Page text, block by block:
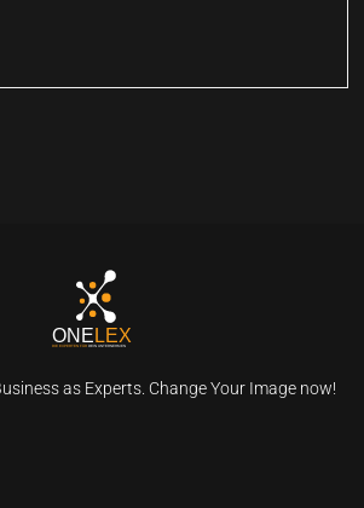
as Experts. Change Your Image now!